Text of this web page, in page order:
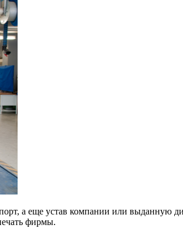
а еще устав компании или выданную
фирмы.